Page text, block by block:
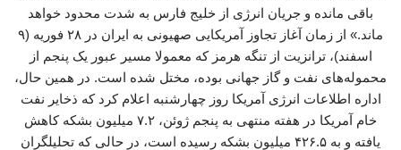
باقی مانده و جریان انرژی از خلیج فارس به شدت محدود خواهد
ماند.» از زمان آغاز تجاوز آمریکایی صهیونی به ایران در ۲۸ فوریه (۹
اسفند)، ترانزیت از تنگه هرمز که معمولا مسیر عبور یک پنجم از
محموله‌های نفت و گاز جهانی بوده، مختل شده است. در همین حال،
اداره اطلاعات انرژی آمریکا روز چهارشنبه اعلام کرد که ذخایر نفت
خام آمریکا در هفته منتهی به پنجم ژوئن، ۷.۲ میلیون بشکه کاهش
یافته و به ۴۲۶.۵ میلیون بشکه رسیده است، در حالی که تحلیلگران